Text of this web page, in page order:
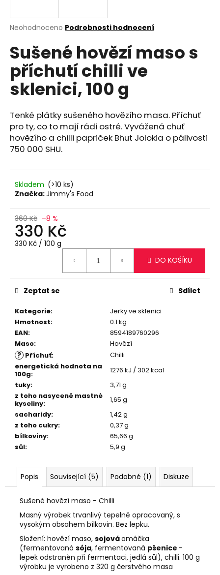
Průměrné
produktu
je
5
hvězdiček.
Neohodnoceno Podrobnosti hodnocení
Sušené hovězí maso s
příchutí chilli ve
sklenici, 100 g
Tenké plátky sušeného hovězího masa. Příchuť
pro ty, co to mají rádi ostré. Vyvážená chuť
hovězího a chilli papriček Bhut Jolokia o pálivosti
750 000 SHU.
Skladem (>10 ks)
Značka:Jimmy's Food
360 Kč –8 %
330 Kč
Měrná
330 Kč / 100 g
DO KOŠÍKU
Kategorie:
Jerky ve sklenici
Hmotnost:
0.1 kg
EAN:
8594189760296
Maso: Hovězí
? Příchuť:
Chilli
energetická hodnota na
100g:
1276 kJ / 302 kcal
tuky:
3,71 g
z toho nasycené mastné
kyseliny:
1,65 g
sacharidy:
1,42 g
z toho cukry:
0,37 g
bílkoviny:
65,66 g
sůl: 5,9 g
Zeptat se Sdílet
Popis Související (5) Podobné (1) Diskuze
Sušené hovězí maso - Chilli
Masný výrobek trvanlivý tepelně opracovaný, s
vysokým obsahem bílkovin. Bez lepku.
Složení: hovězí maso, sojováomáčka
(fermentovaná sója, fermentovaná pšenice -
lepek odstraněn při fermentaci, jedlá sůl), chilli. 100 g
výrobku je vyrobeno z 320 g čerstvého masa
j
t
?
HLEDAT
o
p
o
u
č
u
e
PLNÁ
JERKY,
250
G
780
Kč
Původně:
870
Kč